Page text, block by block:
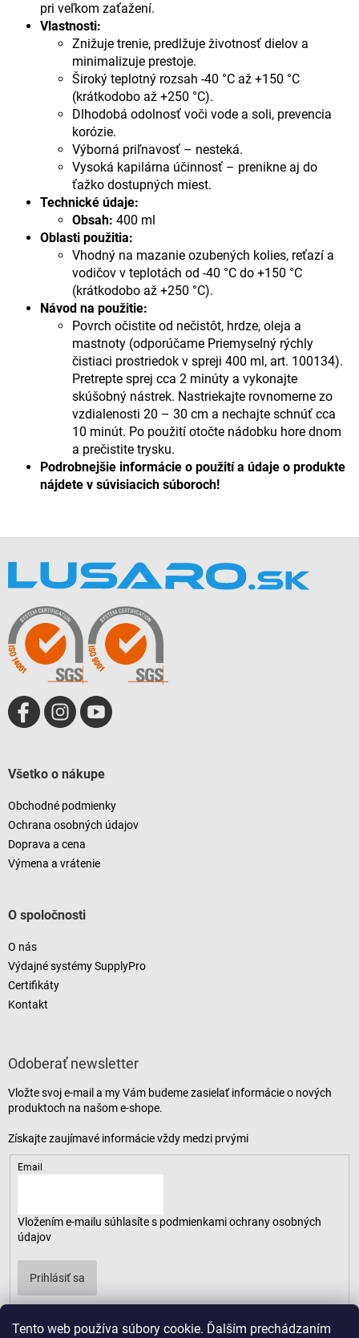
Tento web používa súbory cookie. Ďalším prechádzaním
pri veľkom zaťažení.
Vlastnosti:
Znižuje trenie, predlžuje životnosť dielov a
minimalizuje prestoje.
Široký teplotný rozsah -40 °C až +150 °C
(krátkodobo až +250 °C).
Dlhodobá odolnosť voči vode a soli, prevencia
korózie.
Výborná priľnavosť – nesteká.
Vysoká kapilárna účinnosť – prenikne aj do
ťažko dostupných miest.
Technické údaje:
Obsah: 400 ml
Oblasti použitia:
Vhodný na mazanie ozubených kolies, reťazí a
vodičov v teplotách od -40 °C do +150 °C
(krátkodobo až +250 °C).
Návod na použitie:
Povrch očistite od nečistôt, hrdze, oleja a
mastnoty (odporúčame Priemyselný rýchly
čistiaci prostriedok v spreji 400 ml, art. 100134).
Pretrepte sprej cca 2 minúty a vykonajte
skúšobný nástrek. Nastriekajte rovnomerne zo
vzdialenosti 20 – 30 cm a nechajte schnúť cca
10 minút. Po použití otočte nádobku hore dnom
a prečistite trysku.
Podrobnejšie informácie o použití a údaje o produkte
nájdete v súvisiacich súboroch!
Všetko o nákupe
Obchodné podmienky
Ochrana osobných údajov
Doprava a cena
Výmena a vrátenie
O spoločnosti
O nás
Výdajné systémy SupplyPro
Certifikáty
Kontakt
Odoberať newsletter
Vložte svoj e-mail a my Vám budeme zasielať informácie o nových
produktoch na našom e-shope.
Email
Vložením e-mailu súhlasíte s podmienkami ochrany osobných
údajov
Prihlásiť sa